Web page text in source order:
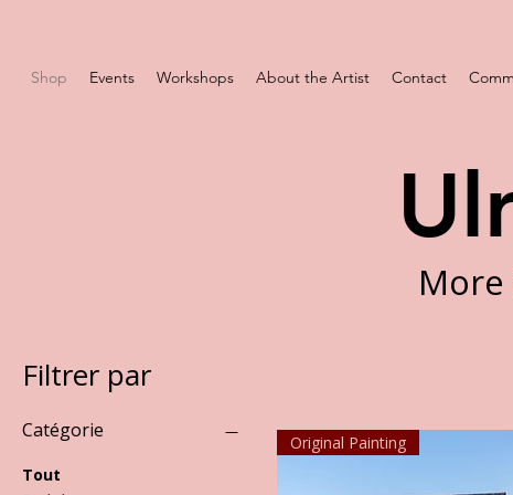
Shop Events Workshops About the Artist Contact
Filtrer par
Catégorie
Tout
Original Painting